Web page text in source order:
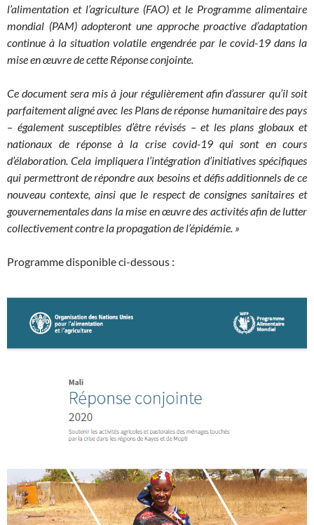
l’alimentation et l’agriculture (FAO) et le Programme alimentaire
mondial (PAM) adopteront une approche proactive d’adaptation
continue à la situation volatile engendrée par le covid-19 dans la
mise en œuvre de cette Réponse conjointe.
Ce document sera mis à jour régulièrement afin d’assurer qu’il soit
parfaitement aligné avec les Plans de réponse humanitaire des pays
– également susceptibles d’être révisés – et les plans globaux et
nationaux de réponse à la crise covid-19 qui sont en cours
d’élaboration. Cela impliquera l’intégration d’initiatives spécifiques
qui permettront de répondre aux besoins et défis additionnels de ce
nouveau contexte, ainsi que le respect de consignes sanitaires et
gouvernementales dans la mise en œuvre des activités afin de lutter
collectivement contre la propagation de l’épidémie. »
Programme disponible ci-dessous :